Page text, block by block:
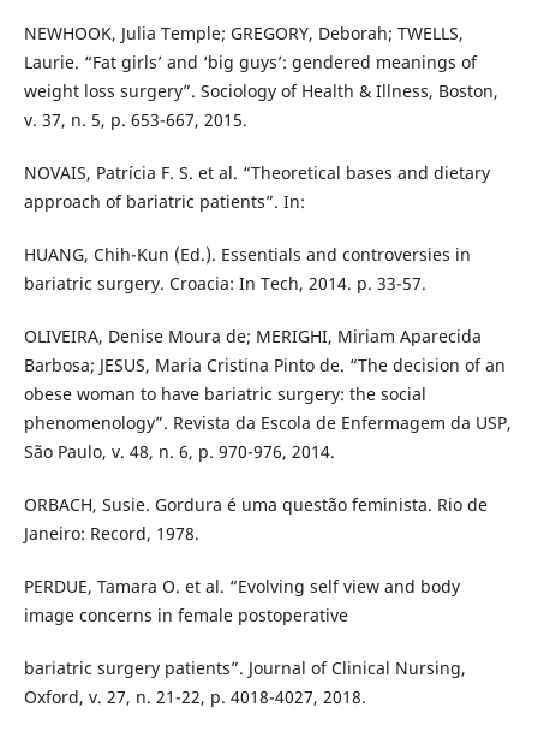
NEWHOOK, Julia Temple; GREGORY, Deborah; TWELLS,
Laurie. “Fat girls’ and ‘big guys’: gendered meanings of
weight loss surgery”. Sociology of Health & Illness, Boston,
v. 37, n. 5, p. 653-667, 2015.
NOVAIS, Patrícia F. S. et al. “Theoretical bases and dietary
approach of bariatric patients”. In:
HUANG, Chih-Kun (Ed.). Essentials and controversies in
bariatric surgery. Croacia: In Tech, 2014. p. 33-57.
OLIVEIRA, Denise Moura de; MERIGHI, Miriam Aparecida
Barbosa; JESUS, Maria Cristina Pinto de. “The decision of an
obese woman to have bariatric surgery: the social
phenomenology”. Revista da Escola de Enfermagem da USP,
São Paulo, v. 48, n. 6, p. 970-976, 2014.
ORBACH, Susie. Gordura é uma questão feminista. Rio de
Janeiro: Record, 1978.
PERDUE, Tamara O. et al. “Evolving self view and body
image concerns in female postoperative
bariatric surgery patients”. Journal of Clinical Nursing,
Oxford, v. 27, n. 21-22, p. 4018-4027, 2018.